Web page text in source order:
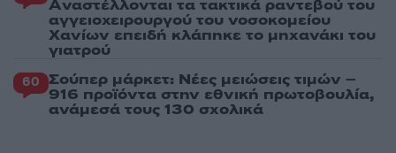
Aναστέλλονται τα τακτικά ραντεβού του
αγγειοχειρουργού του νοσοκομείου
Χανίων επειδή κλάπηκε το μηχανάκι του
γιατρού
60 Σούπερ μάρκετ: Νέες μειώσεις τιμών –
916 προϊόντα στην εθνική πρωτοβουλία,
ανάμεσά τους 130 σχολικά